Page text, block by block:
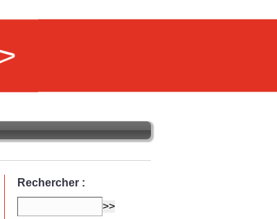
Rechercher :